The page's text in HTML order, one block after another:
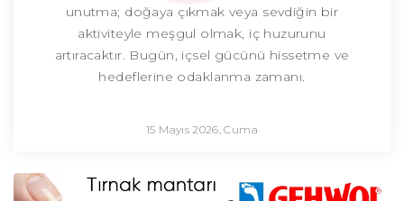
unutma; doğaya çıkmak veya sevdiğin bir
aktiviteyle meşgul olmak, iç huzurunu
artıracaktır. Bugün, içsel gücünü hissetme ve
hedeflerine odaklanma zamanı.
15 Mayıs 2026, Cuma